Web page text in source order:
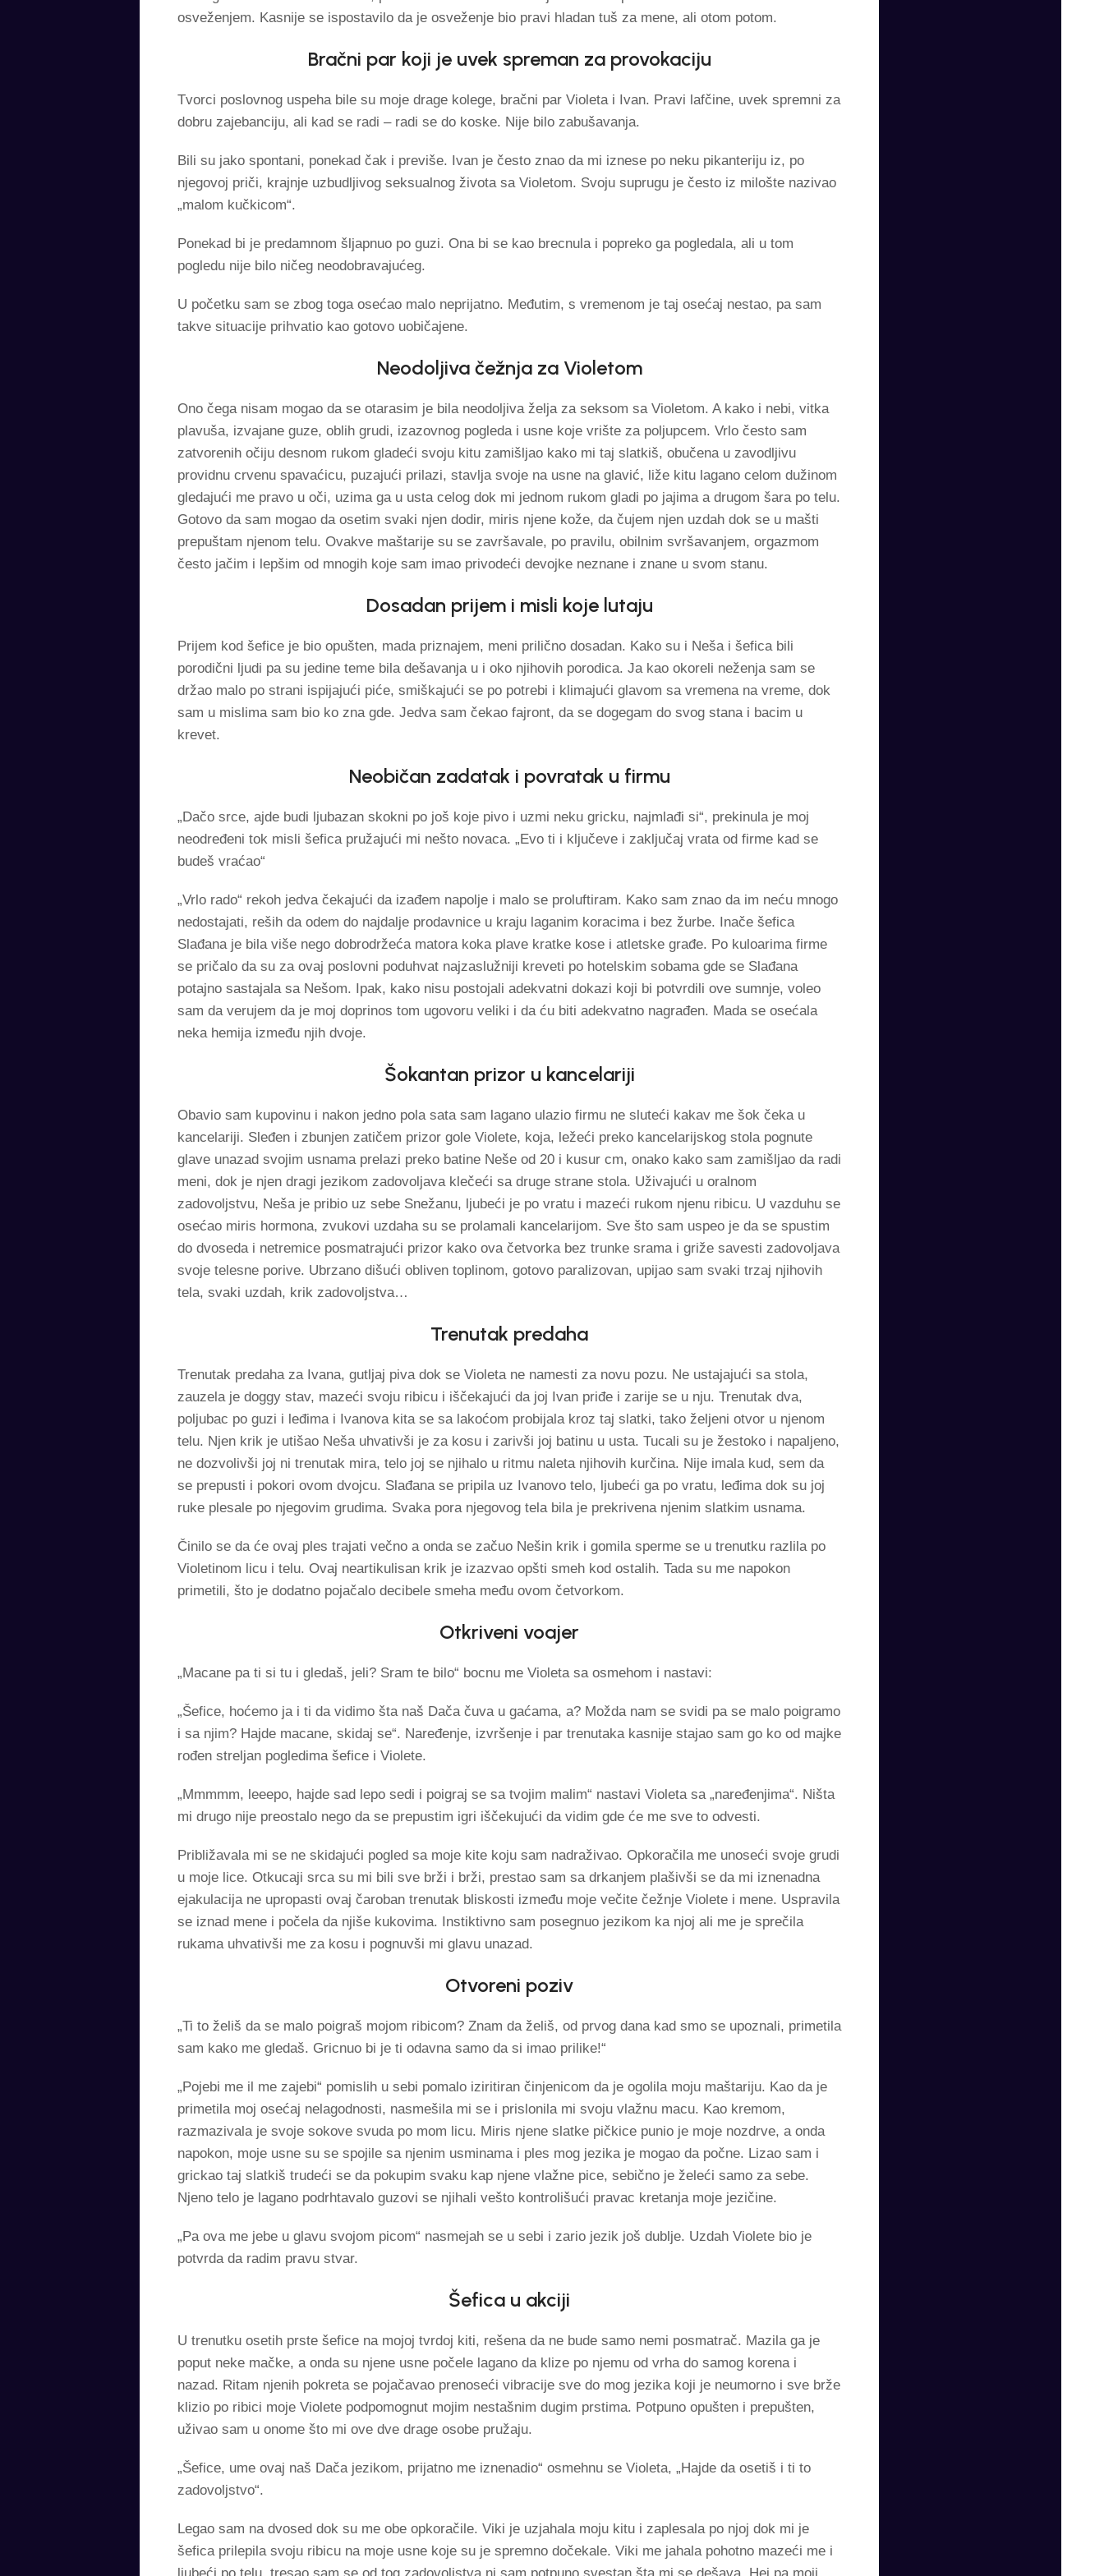
osveženjem. Kasnije se ispostavilo da je osveženje bio pravi hladan tuš za mene, ali otom potom.
Bračni par koji je uvek spreman za provokaciju
Tvorci poslovnog uspeha bile su moje drage kolege, bračni par Violeta i Ivan. Pravi lafčine, uvek spremni za
dobru zajebanciju, ali kad se radi – radi se do koske. Nije bilo zabušavanja.
Bili su jako spontani, ponekad čak i previše. Ivan je često znao da mi iznese po neku pikanteriju iz, po
njegovoj priči, krajnje uzbudljivog seksualnog života sa Violetom. Svoju suprugu je često iz milošte nazivao
„malom kučkicom“.
Ponekad bi je predamnom šljapnuo po guzi. Ona bi se kao brecnula i popreko ga pogledala, ali u tom
pogledu nije bilo ničeg neodobravajućeg.
U početku sam se zbog toga osećao malo neprijatno. Međutim, s vremenom je taj osećaj nestao, pa sam
takve situacije prihvatio kao gotovo uobičajene.
Neodoljiva čežnja za Violetom
Ono čega nisam mogao da se otarasim je bila neodoljiva želja za seksom sa Violetom. A kako i nebi, vitka
plavuša, izvajane guze, oblih grudi, izazovnog pogleda i usne koje vrište za poljupcem. Vrlo često sam
zatvorenih očiju desnom rukom gladeći svoju kitu zamišljao kako mi taj slatkiš, obučena u zavodljivu
providnu crvenu spavaćicu, puzajući prilazi, stavlja svoje na usne na glavić, liže kitu lagano celom dužinom
gledajući me pravo u oči, uzima ga u usta celog dok mi jednom rukom gladi po jajima a drugom šara po telu.
Gotovo da sam mogao da osetim svaki njen dodir, miris njene kože, da čujem njen uzdah dok se u mašti
prepuštam njenom telu. Ovakve maštarije su se završavale, po pravilu, obilnim svršavanjem, orgazmom
često jačim i lepšim od mnogih koje sam imao privodeći devojke neznane i znane u svom stanu.
Dosadan prijem i misli koje lutaju
Prijem kod šefice je bio opušten, mada priznajem, meni prilično dosadan. Kako su i Neša i šefica bili
porodični ljudi pa su jedine teme bila dešavanja u i oko njihovih porodica. Ja kao okoreli neženja sam se
držao malo po strani ispijajući piće, smiškajući se po potrebi i klimajući glavom sa vremena na vreme, dok
sam u mislima sam bio ko zna gde. Jedva sam čekao fajront, da se dogegam do svog stana i bacim u
krevet.
Neobičan zadatak i povratak u firmu
„Dačo srce, ajde budi ljubazan skokni po još koje pivo i uzmi neku gricku, najmlađi si“, prekinula je moj
neodređeni tok misli šefica pružajući mi nešto novaca. „Evo ti i ključeve i zaključaj vrata od firme kad se
budeš vraćao“
„Vrlo rado“ rekoh jedva čekajući da izađem napolje i malo se proluftiram. Kako sam znao da im neću mnogo
nedostajati, reših da odem do najdalje prodavnice u kraju laganim koracima i bez žurbe. Inače šefica
Slađana je bila više nego dobrodržeća matora koka plave kratke kose i atletske građe. Po kuloarima firme
se pričalo da su za ovaj poslovni poduhvat najzaslužniji kreveti po hotelskim sobama gde se Slađana
potajno sastajala sa Nešom. Ipak, kako nisu postojali adekvatni dokazi koji bi potvrdili ove sumnje, voleo
sam da verujem da je moj doprinos tom ugovoru veliki i da ću biti adekvatno nagrađen. Mada se osećala
neka hemija između njih dvoje.
Šokantan prizor u kancelariji
Obavio sam kupovinu i nakon jedno pola sata sam lagano ulazio firmu ne sluteći kakav me šok čeka u
kancelariji. Sleđen i zbunjen zatičem prizor gole Violete, koja, ležeći preko kancelarijskog stola pognute
glave unazad svojim usnama prelazi preko batine Neše od 20 i kusur cm, onako kako sam zamišljao da radi
meni, dok je njen dragi jezikom zadovoljava klečeći sa druge strane stola. Uživajući u oralnom
zadovoljstvu, Neša je pribio uz sebe Snežanu, ljubeći je po vratu i mazeći rukom njenu ribicu. U vazduhu se
osećao miris hormona, zvukovi uzdaha su se prolamali kancelarijom. Sve što sam uspeo je da se spustim
do dvoseda i netremice posmatrajući prizor kako ova četvorka bez trunke srama i griže savesti zadovoljava
svoje telesne porive. Ubrzano dišući obliven toplinom, gotovo paralizovan, upijao sam svaki trzaj njihovih
tela, svaki uzdah, krik zadovoljstva…
Trenutak predaha
Trenutak predaha za Ivana, gutljaj piva dok se Violeta ne namesti za novu pozu. Ne ustajajući sa stola,
zauzela je doggy stav, mazeći svoju ribicu i iščekajući da joj Ivan priđe i zarije se u nju. Trenutak dva,
poljubac po guzi i leđima i Ivanova kita se sa lakoćom probijala kroz taj slatki, tako željeni otvor u njenom
telu. Njen krik je utišao Neša uhvativši je za kosu i zarivši joj batinu u usta. Tucali su je žestoko i napaljeno,
ne dozvolivši joj ni trenutak mira, telo joj se njihalo u ritmu naleta njihovih kurčina. Nije imala kud, sem da
se prepusti i pokori ovom dvojcu. Slađana se pripila uz Ivanovo telo, ljubeći ga po vratu, leđima dok su joj
ruke plesale po njegovim grudima. Svaka pora njegovog tela bila je prekrivena njenim slatkim usnama.
Činilo se da će ovaj ples trajati večno a onda se začuo Nešin krik i gomila sperme se u trenutku razlila po
Violetinom licu i telu. Ovaj neartikulisan krik je izazvao opšti smeh kod ostalih. Tada su me napokon
primetili, što je dodatno pojačalo decibele smeha među ovom četvorkom.
Otkriveni voajer
„Macane pa ti si tu i gledaš, jeli? Sram te bilo“ bocnu me Violeta sa osmehom i nastavi:
„Šefice, hoćemo ja i ti da vidimo šta naš Dača čuva u gaćama, a? Možda nam se svidi pa se malo poigramo
i sa njim? Hajde macane, skidaj se“. Naređenje, izvršenje i par trenutaka kasnije stajao sam go ko od majke
rođen streljan pogledima šefice i Violete.
„Mmmmm, leeepo, hajde sad lepo sedi i poigraj se sa tvojim malim“ nastavi Violeta sa „naređenjima“. Ništa
mi drugo nije preostalo nego da se prepustim igri iščekujući da vidim gde će me sve to odvesti.
Približavala mi se ne skidajući pogled sa moje kite koju sam nadraživao. Opkoračila me unoseći svoje grudi
u moje lice. Otkucaji srca su mi bili sve brži i brži, prestao sam sa drkanjem plašivši se da mi iznenadna
ejakulacija ne upropasti ovaj čaroban trenutak bliskosti između moje večite čežnje Violete i mene. Uspravila
se iznad mene i počela da njiše kukovima. Instiktivno sam posegnuo jezikom ka njoj ali me je sprečila
rukama uhvativši me za kosu i pognuvši mi glavu unazad.
Otvoreni poziv
„Ti to želiš da se malo poigraš mojom ribicom? Znam da želiš, od prvog dana kad smo se upoznali, primetila
sam kako me gledaš. Gricnuo bi je ti odavna samo da si imao prilike!“
„Pojebi me il me zajebi“ pomislih u sebi pomalo iziritiran činjenicom da je ogolila moju maštariju. Kao da je
primetila moj osećaj nelagodnosti, nasmešila mi se i prislonila mi svoju vlažnu macu. Kao kremom,
razmazivala je svoje sokove svuda po mom licu. Miris njene slatke pičkice punio je moje nozdrve, a onda
napokon, moje usne su se spojile sa njenim usminama i ples mog jezika je mogao da počne. Lizao sam i
grickao taj slatkiš trudeći se da pokupim svaku kap njene vlažne pice, sebično je želeći samo za sebe.
Njeno telo je lagano podrhtavalo guzovi se njihali vešto kontrolišući pravac kretanja moje jezičine.
„Pa ova me jebe u glavu svojom picom“ nasmejah se u sebi i zario jezik još dublje. Uzdah Violete bio je
potvrda da radim pravu stvar.
Šefica u akciji
U trenutku osetih prste šefice na mojoj tvrdoj kiti, rešena da ne bude samo nemi posmatrač. Mazila ga je
poput neke mačke, a onda su njene usne počele lagano da klize po njemu od vrha do samog korena i
nazad. Ritam njenih pokreta se pojačavao prenoseći vibracije sve do mog jezika koji je neumorno i sve brže
klizio po ribici moje Violete podpomognut mojim nestašnim dugim prstima. Potpuno opušten i prepušten,
uživao sam u onome što mi ove dve drage osobe pružaju.
„Šefice, ume ovaj naš Dača jezikom, prijatno me iznenadio“ osmehnu se Violeta, „Hajde da osetiš i ti to
zadovoljstvo“.
Legao sam na dvosed dok su me obe opkoračile. Viki je uzjahala moju kitu i zaplesala po njoj dok mi je
šefica prilepila svoju ribicu na moje usne koje su je spremno dočekale. Viki me jahala pohotno mazeći me i